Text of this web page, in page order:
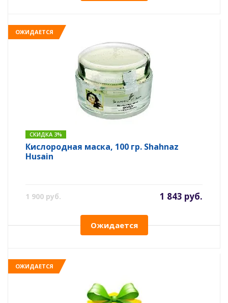
ОЖИДАЕТСЯ
СКИДКА 3%
Кислородная маска, 100 гр. Shahnaz
Husain
1 900 руб. 1 843 руб.
Ожидается
ОЖИДАЕТСЯ